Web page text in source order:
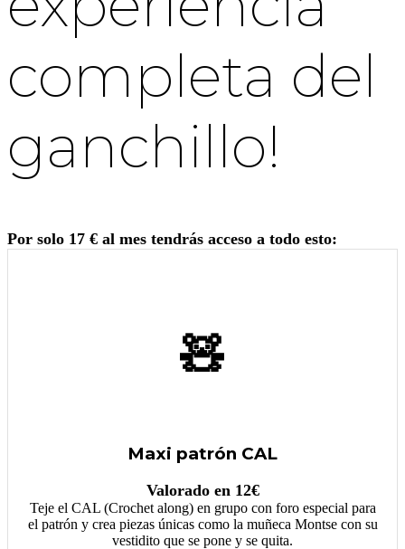
completa del
ganchillo!
Por solo 17 € al mes tendrás acceso a todo esto:
🧸
Maxi patrón CAL
Valorado en 12€
Teje el CAL (Crochet along) en grupo con foro especial para
el patrón y crea piezas únicas como la muñeca Montse con su
vestidito que se pone y se quita.